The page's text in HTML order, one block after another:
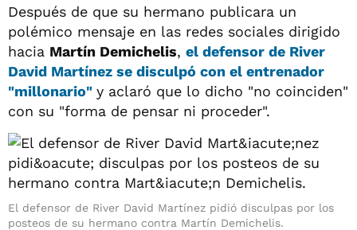
Después de que su hermano publicara un
polémico mensaje en las redes sociales dirigido
hacia Martín Demichelis, el defensor de River
David Martínez se disculpó con el entrenador
"millonario" y aclaró que lo dicho "no coinciden"
con su "forma de pensar ni proceder".
El defensor de River David Martínez pidió disculpas por los
posteos de su hermano contra Martín Demichelis.